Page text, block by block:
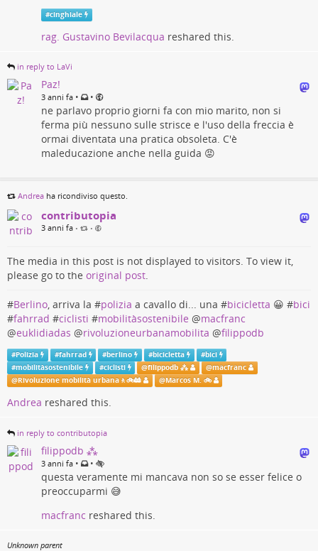
#cinghiale
rag. Gustavino Bevilacqua reshared this.
in reply to LaVi
Paz!
3 anni fa • •
ne parlavo proprio giorni fa con mio marito, non si
ferma più nessuno sulle strisce e l'uso della freccia è
ormai diventata una pratica obsoleta. C'è
maleducazione anche nella guida 😡
Andrea ha ricondiviso questo.
contributopia
3 anni fa • •
The media in this post is not displayed to visitors. To view it,
please go to the original post.
#Berlino, arriva la #polizia a cavallo di... una #bicicletta 😀 #bici
#fahrrad #ciclisti #mobilitàsostenibile @macfranc
@euklidiadas @rivoluzioneurbanamobilita @filippodb
#Polizia #fahrrad #berlino #bicicletta #bici
#mobilitàsostenibile #ciclisti @filippodb ⁂ @macfranc
@Rivoluzione mobilità urbana🚶🚲🚋 @Marcos M. 🚲
Andrea reshared this.
in reply to contributopia
filippodb ⁂
3 anni fa • •
questa veramente mi mancava non so se esser felice o
preoccuparmi 😅
macfranc reshared this.
Unknown parent